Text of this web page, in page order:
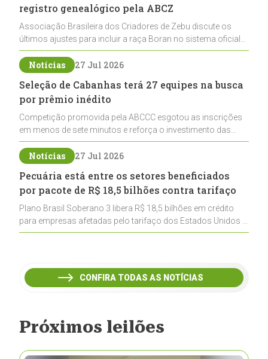
registro genealógico pela ABCZ
Associação Brasileira dos Criadores de Zebu discute os
últimos ajustes para incluir a raça Boran no sistema oficial
de registros, abrindo caminho para sua expansão na
pecuária nacional
Notícias 27 Jul 2026
Seleção de Cabanhas terá 27 equipes na busca
por prêmio inédito
Competição promovida pela ABCCC esgotou as inscrições
em menos de sete minutos e reforça o investimento das
cabanhas na seleção genética de Cavalos Crioulos voltados
ao laço
Notícias 27 Jul 2026
Pecuária está entre os setores beneficiados
por pacote de R$ 18,5 bilhões contra tarifaço
Plano Brasil Soberano 3 libera R$ 18,5 bilhões em crédito
para empresas afetadas pelo tarifaço dos Estados Unidos e
inclui a pecuária entre os setores estratégicos
CONFIRA TODAS AS NOTÍCIAS
Próximos leilões